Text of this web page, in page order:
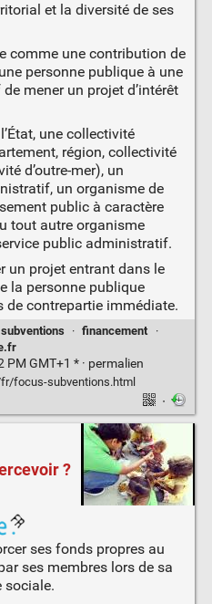
et la diversité de ses
comme une contribution de
personne publique à une
mener un projet d’intérêt
une collectivité
région, collectivité
d’outre-mer), un
un organisme de
public à caractère
tout autre organisme
public administratif.
un projet entrant dans le
la personne publique
de contrepartie immédiate.
subventions · financement
·
GMT+1 * · permalien
focus-subventions.html
·
?
ses fonds propres au
ses membres lors de sa
sociale.